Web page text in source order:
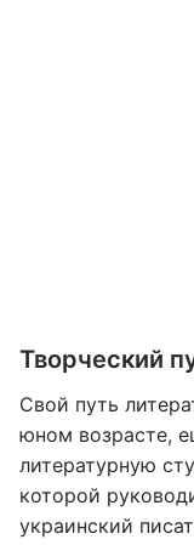
Творческий
Свой путь
юном возрасте,
литературную
которой
украинский